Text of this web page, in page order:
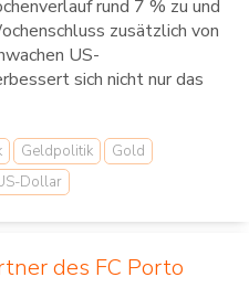
rund 7 % zu und
zusätzlich von
US-
sich nicht nur das
Geldpolitik
Gold
Dollar
des FC Porto